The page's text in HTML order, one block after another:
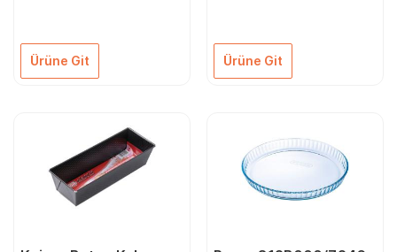
Ürüne Git Ürüne Git